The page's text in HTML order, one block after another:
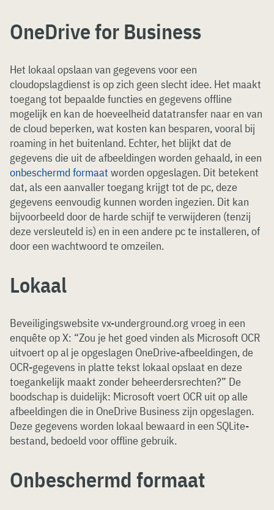
OneDrive for Business
Het lokaal opslaan van gegevens voor een
cloudopslagdienst is op zich geen slecht idee. Het maakt
toegang tot bepaalde functies en gegevens offline
mogelijk en kan de hoeveelheid datatransfer naar en van
de cloud beperken, wat kosten kan besparen, vooral bij
roaming in het buitenland. Echter, het blijkt dat de
gegevens die uit de afbeeldingen worden gehaald, in een
onbeschermd formaat worden opgeslagen. Dit betekent
dat, als een aanvaller toegang krijgt tot de pc, deze
gegevens eenvoudig kunnen worden ingezien. Dit kan
bijvoorbeeld door de harde schijf te verwijderen (tenzij
deze versleuteld is) en in een andere pc te installeren, of
door een wachtwoord te omzeilen.
Lokaal
Beveiligingswebsite vx-underground.org vroeg in een
enquête op X: “Zou je het goed vinden als Microsoft OCR
uitvoert op al je opgeslagen OneDrive-afbeeldingen, de
OCR-gegevens in platte tekst lokaal opslaat en deze
toegankelijk maakt zonder beheerdersrechten?” De
boodschap is duidelijk: Microsoft voert OCR uit op alle
afbeeldingen die in OneDrive Business zijn opgeslagen.
Deze gegevens worden lokaal bewaard in een SQLite-
bestand, bedoeld voor offline gebruik.
Onbeschermd formaat